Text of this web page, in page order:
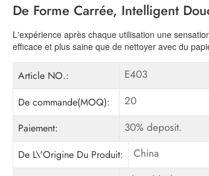
De Forme Carrée, Intelligent
L'expérience après chaque utilisation une
efficace et plus saine que de nettoyer avec du
Article NO.: E403
De commande(MOQ): 20
Paiement: 30% deposit.
De L\'Origine Du Produit: China